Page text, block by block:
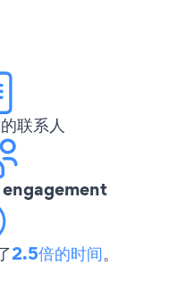
的联系人
2.5倍的时间。